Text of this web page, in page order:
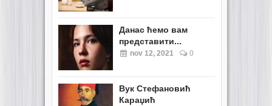
Данас ћемо вам
представити...
nov 12, 2021 0
Вук Стефановић
Караџић